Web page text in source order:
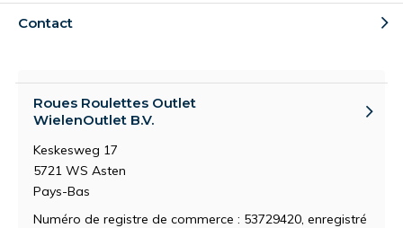
Contact
Roues Roulettes Outlet
WielenOutlet B.V.
Keskesweg 17
5721 WS Asten
Pays-Bas
Numéro de registre de commerce : 53729420, enregistré